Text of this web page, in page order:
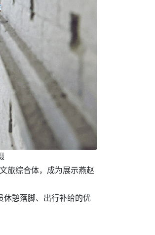
旅综合体，成为展示燕赵
休憩落脚、出行补给的优